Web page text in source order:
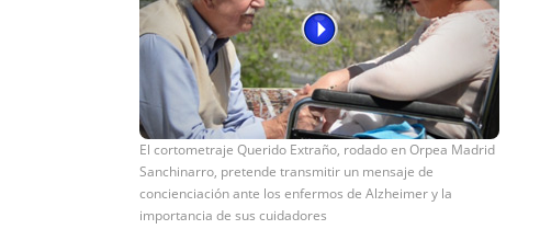
El cortometraje Querido Extraño, rodado en Orpea Madrid
Sanchinarro, pretende transmitir un mensaje de
concienciación ante los enfermos de Alzheimer y la
importancia de sus cuidadores